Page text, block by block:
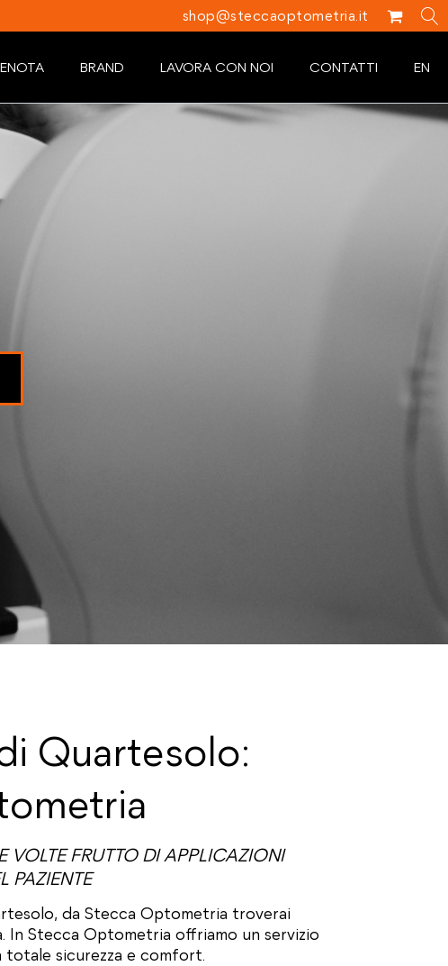
shop@steccaoptometria.it
BRAND LAVORA CON NOI CONTATTI EN
Quartesolo:
VOLTE FRUTTO DI APPLICAZIONI
PAZIENTE
da Stecca Optometria troverai
In Stecca Optometria offriamo un servizio
sicurezza e comfort.